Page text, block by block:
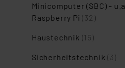
Minicomputer (SBC) - u.a.
Raspberry Pi(32)
Haustechnik (15)
Sicherheitstechnik(3)